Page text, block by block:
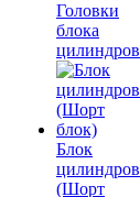
Головки
блока
цилиндров
Блок
цилиндров
(Шорт